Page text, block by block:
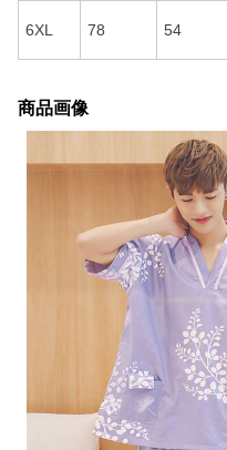
6XL 78 54
商品画像